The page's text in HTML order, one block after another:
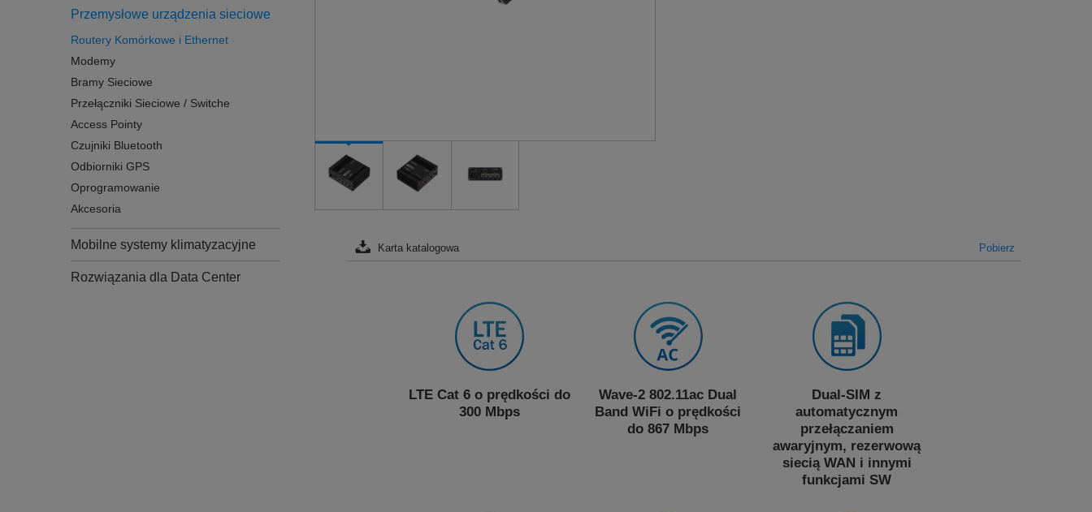
Przemysłowe urządzenia sieciowe
Routery Komórkowe i Ethernet
Modemy
Bramy Sieciowe
Przełączniki Sieciowe / Switche
Access Pointy
Czujniki Bluetooth
Odbiorniki GPS
Oprogramowanie
Akcesoria
Mobilne systemy klimatyzacyjne
Rozwiązania dla Data Center
Karta katalogowa Pobierz
LTE Cat 6 o prędkości do
300 Mbps
Wave-2 802.11ac Dual
Band WiFi o prędkości
do 867 Mbps
Dual-SIM z
automatycznym
przełączaniem
awaryjnym, rezerwową
siecią WAN i innymi
funkcjami SW